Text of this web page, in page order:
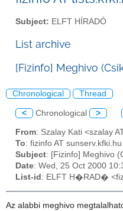
Subject: ELFT HÍRADÓ
List archive
[Fizinfo] Meghivo
Chronological Thread
< Chronological >
From: Szalay Kati <szalay
To: fizinfo AT sunserv.kfki.hu
Subject: [Fizinfo] Meghivo
Date: Wed, 25 Oct 2000
List-id : ELFT H�RAD�
Az alabbi meghivo